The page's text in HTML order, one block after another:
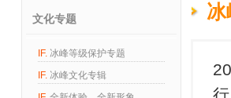
文化专题
IF. 冰峰等级保护专题
IF. 冰峰文化专辑